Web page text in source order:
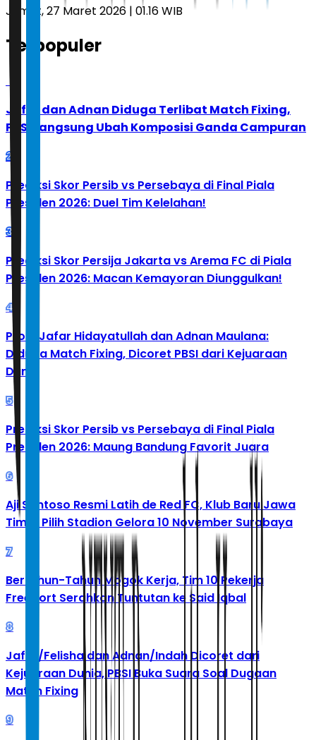
Jumat, 27 Maret 2026 | 01.16 WIB
Terpopuler
1
Jafar dan Adnan Diduga Terlibat Match Fixing,
PBSI Langsung Ubah Komposisi Ganda Campuran
2
Prediksi Skor Persib vs Persebaya di Final Piala
Presiden 2026: Duel Tim Kelelahan!
3
Prediksi Skor Persija Jakarta vs Arema FC di Piala
Presiden 2026: Macan Kemayoran Diunggulkan!
4
Profil Jafar Hidayatullah dan Adnan Maulana:
Diduga Match Fixing, Dicoret PBSI dari Kejuaraan
Dunia
5
Prediksi Skor Persib vs Persebaya di Final Piala
Presiden 2026: Maung Bandung Favorit Juara
6
Aji Santoso Resmi Latih de Red FC, Klub Baru Jawa
Timur Pilih Stadion Gelora 10 November Surabaya
7
Bertahun-Tahun Mogok Kerja, Tim 10 Pekerja
Freeport Serahkan Tuntutan ke Said Iqbal
8
Jafar/Felisha dan Adnan/Indah Dicoret dari
Kejuaraan Dunia, PBSI Buka Suara Soal Dugaan
Match Fixing
9